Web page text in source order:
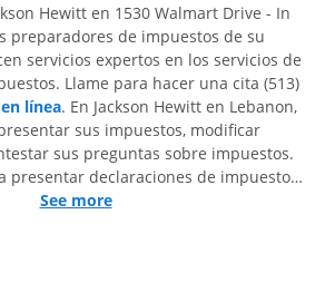
Hewitt en 1530 Walmart Drive - In
preparadores de impuestos de su
servicios expertos en los servicios de
Llame para hacer una cita (513)
línea. En Jackson Hewitt en Lebanon,
sus impuestos, modificar
sus preguntas sobre impuestos.
presentar declaraciones de impuestos
más complejas, como los impuestos
preparación de impuestos en Lebanon,
See more